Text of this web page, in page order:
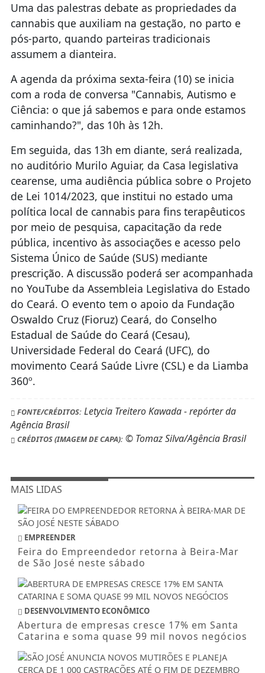
Uma das palestras debate as propriedades da
cannabis que auxiliam na gestação, no parto e
pós-parto, quando parteiras tradicionais
assumem a dianteira.
A agenda da próxima sexta-feira (10) se inicia
com a roda de conversa "Cannabis, Autismo e
Ciência: o que já sabemos e para onde estamos
caminhando?", das 10h às 12h.
Em seguida, das 13h em diante, será realizada,
no auditório Murilo Aguiar, da Casa legislativa
cearense, uma audiência pública sobre o Projeto
de Lei 1014/2023, que institui no estado uma
política local de cannabis para fins terapêuticos
por meio de pesquisa, capacitação da rede
pública, incentivo às associações e acesso pelo
Sistema Único de Saúde (SUS) mediante
prescrição. A discussão poderá ser acompanhada
no YouTube da Assembleia Legislativa do Estado
do Ceará. O evento tem o apoio da Fundação
Oswaldo Cruz (Fioruz) Ceará, do Conselho
Estadual de Saúde do Ceará (Cesau),
Universidade Federal do Ceará (UFC), do
movimento Ceará Saúde Livre (CSL) e da Liamba
360º.
FONTE/CRÉDITOS:Letycia Treitero Kawada - repórter da
Agência Brasil
CRÉDITOS (IMAGEM DE CAPA):© Tomaz Silva/Agência Brasil
MAIS LIDAS
EMPREENDER
Feira do Empreendedor retorna à Beira-Mar
de São José neste sábado
DESENVOLVIMENTO ECONÔMICO
Abertura de empresas cresce 17% em Santa
Catarina e soma quase 99 mil novos negócios